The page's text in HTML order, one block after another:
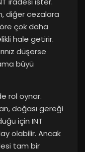
diğer cezalara
çok daha
hale getirir.
düşerse
büyü
rol oynar.
doğası gereği
için INT
olabilir. Ancak
tam bir